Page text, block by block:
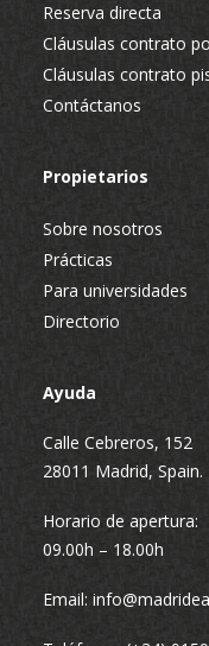
Reserva directa
Cláusulas contrato
Cláusulas contrato
Contáctanos
Propietarios
Sobre nosotros
Prácticas
Para universidades
Directorio
Ayuda
Calle Cebreros, 152
28011 Madrid, Spain.
Horario de apertura:
09.00h – 18.00h
Email: